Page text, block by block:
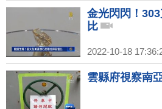
金光閃閃！
比
2022-10-18
雲縣府視察南